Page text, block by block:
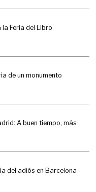
Feria del Libro
de un monumento
A buen tiempo, más
del adiós en Barcelona